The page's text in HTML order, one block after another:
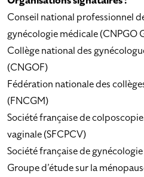
Conseil national professionnel
gynécologie médicale (CNPGO
Collège national des
(CNGOF)
Fédération nationale des
(FNCGM)
Société française de
vaginale (SFCPCV)
Société française de gynécologie
Groupe d’étude sur la